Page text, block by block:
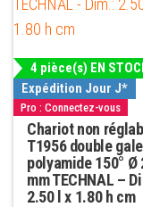
4 pièce(s) EN
Expédition Jour J*
Pro : Connectez-vous
Chariot non
T1956 double
polyamide 150° Ø
mm TECHNAL –
2.50 l x 1.80 h cm